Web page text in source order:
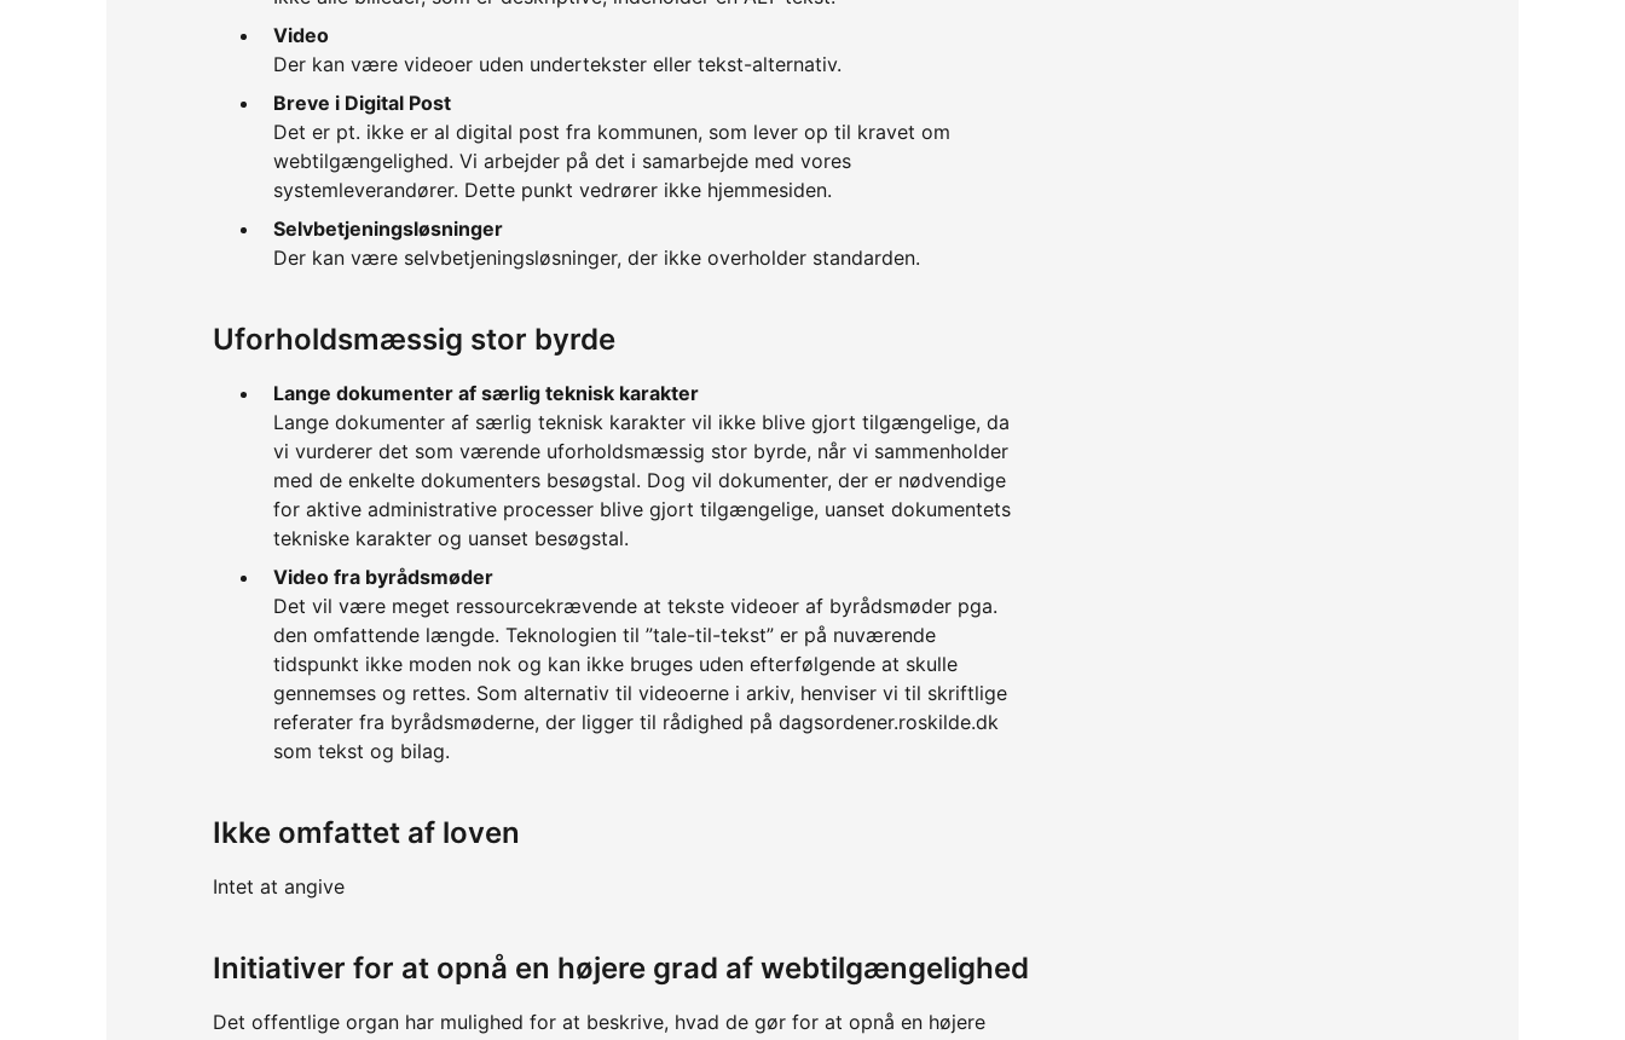
Video
Der kan være videoer uden undertekster eller tekst-alternativ.
Breve i Digital Post
Det er pt. ikke er al digital post fra kommunen, som lever op til kravet om
webtilgængelighed. Vi arbejder på det i samarbejde med vores
systemleverandører. Dette punkt vedrører ikke hjemmesiden.
Selvbetjeningsløsninger
Der kan være selvbetjeningsløsninger, der ikke overholder standarden.
Uforholdsmæssig stor byrde
Lange dokumenter af særlig teknisk karakter
Lange dokumenter af særlig teknisk karakter vil ikke blive gjort tilgængelige, da
vi vurderer det som værende uforholdsmæssig stor byrde, når vi sammenholder
med de enkelte dokumenters besøgstal. Dog vil dokumenter, der er nødvendige
for aktive administrative processer blive gjort tilgængelige, uanset dokumentets
tekniske karakter og uanset besøgstal.
Video fra byrådsmøder
Det vil være meget ressourcekrævende at tekste videoer af byrådsmøder pga.
den omfattende længde. Teknologien til ”tale-til-tekst” er på nuværende
tidspunkt ikke moden nok og kan ikke bruges uden efterfølgende at skulle
gennemses og rettes. Som alternativ til videoerne i arkiv, henviser vi til skriftlige
referater fra byrådsmøderne, der ligger til rådighed på dagsordener.roskilde.dk
som tekst og bilag.
Ikke omfattet af loven
Intet at angive
Initiativer for at opnå en højere grad af webtilgængelighed
Det offentlige organ har mulighed for at beskrive, hvad de gør for at opnå en højere